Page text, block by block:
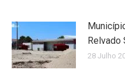
Relvado
28 Julho